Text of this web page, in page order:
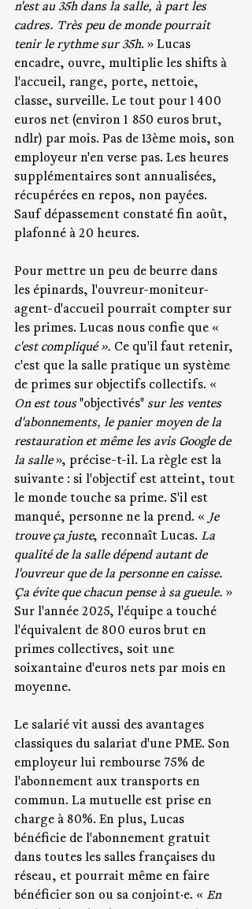
n'est au 35h dans la salle, à part les
cadres. Très peu de monde pourrait
tenir le rythme sur 35h. » Lucas
encadre, ouvre, multiplie les shifts à
l'accueil, range, porte, nettoie,
classe, surveille. Le tout pour 1 400
euros net (environ 1  850 euros brut,
ndlr) par mois. Pas de 13ème mois, son
employeur n'en verse pas. Les heures
supplémentaires sont annualisées,
récupérées en repos, non payées.
Sauf dépassement constaté fin août,
plafonné à 20 heures.
Pour mettre un peu de beurre dans
les épinards, l'ouvreur-moniteur-
agent-d'accueil pourrait compter sur
les primes. Lucas nous confie que «
c'est compliqué ». Ce qu'il faut retenir,
c'est que la salle pratique un système
de primes sur objectifs collectifs. «
On est tous "objectivés" sur les ventes
d'abonnements, le panier moyen de la
restauration et même les avis Google de
la salle », précise-t-il. La règle est la
suivante : si l'objectif est atteint, tout
le monde touche sa prime. S'il est
manqué, personne ne la prend. « Je
trouve ça juste, reconnaît Lucas. La
qualité de la salle dépend autant de
l'ouvreur que de la personne en caisse.
Ça évite que chacun pense à sa gueule. »
Sur l'année 2025, l'équipe a touché
l'équivalent de 800 euros brut en
primes collectives, soit une
soixantaine d'euros nets par mois en
moyenne.
Le salarié vit aussi des avantages
classiques du salariat d'une PME. Son
employeur lui rembourse 75% de
l'abonnement aux transports en
commun. La mutuelle est prise en
charge à 80%. En plus, Lucas
bénéficie de l'abonnement gratuit
dans toutes les salles françaises du
réseau, et pourrait même en faire
bénéficier son ou sa conjoint·e. « En